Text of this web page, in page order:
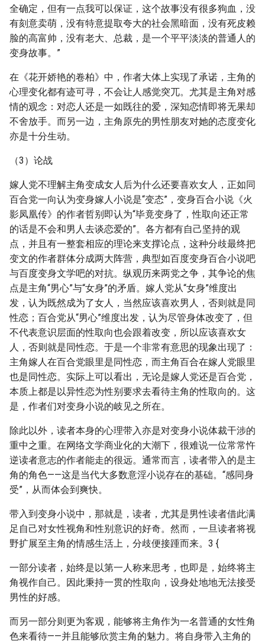
全确定，但有一点我可以保证，这个故事没有很多狗血，没
有刻意卖萌，没有特意提取夸大的社会黑暗面，没有死皮赖
脸的高富帅，没有老大、总裁，是一个平平淡淡的普通人的
变身故事。”
在《花开娇艳的卷柏》中，作者大体上实现了承诺，主角的
心理变化都有迹可寻，不会让人感觉突兀。尤其是主角对感
情的观念：对恋人还是一如既往的爱，深知恋情即将无果却
不舍放手。而另一边，主角原先的男性朋友对她的态度变化
亦是十分生动。
（3）论战
嫁人党不理解主角变成女人后为什么还要喜欢女人，正如同
百合党一向认为变身嫁人小说是“变态”，变身百合小说《火
影凤凰传》的作者哲别即认为“毕竟变身了，性取向还正常
的话是不会和男人去谈恋爱的”。各方都有自己坚持的观
点，并且有一整套相应的理论来支撑论点，这种分歧最终把
变文的作者群体分成两大阵营，典型如百度变身百合小说吧
与百度变身文学吧的对抗。纵观历来两党之争，其争论的焦
点是主角“男心”与“女身”的矛盾。嫁人党从“女身”维度出
发，认为既然成为了女人，当然应该喜欢男人，否则就是同
性恋；百合党从“男心”维度出发，认为尽管身体改变了，但
不代表意识层面的性取向也会跟着改变，所以应该喜欢女
人，否则就是同性恋。于是一个非常有意思的现象出现了：
主角嫁人在百合党眼里是同性恋，而主角百合在嫁人党眼里
也是同性恋。实际上可以看出，无论是嫁人党还是百合党，
本质上都是以异性恋为性别要求去看待主角的性取向的。这
是，作者们对变身小说的岐见之所在。
除此以外，读者本身的心理带入亦是对变身小说体裁干涉的
重中之重。在网络文学商业化的大潮下，很难说一位常常忤
逆读者意志的作者能走的很远。通常而言，读者带入的是主
角的角色——这是当代大多数意淫小说存在的基础。“感同身
受”，从而体会到爽快。
带入到变身小说中，那就是，读者，尤其是男性读者借此满
足自己对女性视角和性别意识的好奇。然而，一旦读者将视
野扩展至主角的情感生活上，分歧便接踵而来。3 {
一部分读者，始终是以第一人称来思考，也即是，始终将主
角视作自己。因此秉持一贯的性取向，设身处地地无法接受
男性的好感。
而另一部分则更为客观，能够将主角作为一名普通的女性角
色来看待——并且能够欣赏主角的魅力。将自身带入主角的